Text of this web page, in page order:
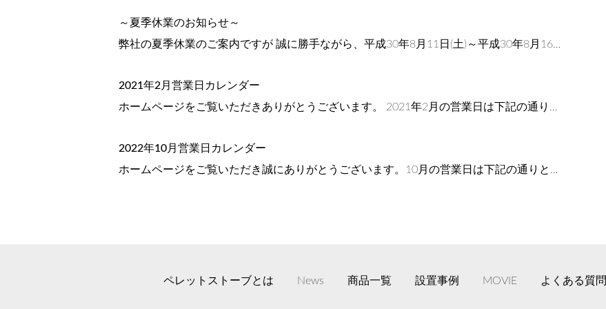
～夏季休業のお知らせ～
弊社の夏季休業のご案内ですが 誠に勝手ながら、平成30年8月11日(土)～平成30年8月16…
2021年2月営業日カレンダー
ホームページをご覧いただきありがとうございます。 2021年2月の営業日は下記の通り…
2022年10月営業日カレンダー
ホームページをご覧いただき誠にありがとうございます。10月の営業日は下記の通りと…
ペレットストーブとは News 商品一覧 設置事例 MOVIE よくある質問